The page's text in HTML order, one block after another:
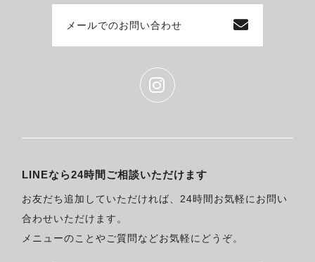
メールでのお問い合わせ
LINEなら24時間ご相談いただけます
お友だち追加していただければ、24時間お気軽にお問い
合わせいただけます。
メニューのことやご質問などお気軽にどうぞ。